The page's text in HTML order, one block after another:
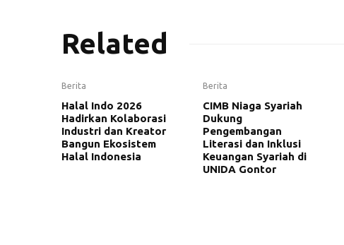
Related
Berita
Halal Indo 2026
Hadirkan Kolaborasi
Industri dan Kreator
Bangun Ekosistem
Halal Indonesia
Berita
CIMB Niaga Syariah
Dukung
Pengembangan
Literasi dan Inklusi
Keuangan Syariah di
UNIDA Gontor